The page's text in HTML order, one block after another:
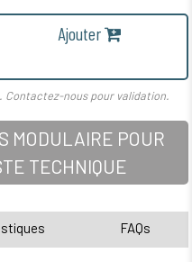
Ajouter
nous pour validation.
MODULAIRE POUR
TECHNIQUE
FAQs